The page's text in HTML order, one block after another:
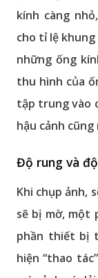
kính càng
cho tỉ lệ
những ống
thu hình của
tập trung vào
hậu cảnh cũng
Độ rung và
Khi chụp ảnh,
sẽ bị mờ, một
phần thiết bị
hiện “thao